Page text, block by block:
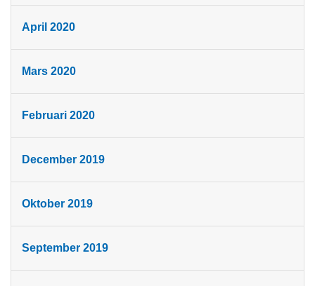
April 2020
Mars 2020
Februari 2020
December 2019
Oktober 2019
September 2019